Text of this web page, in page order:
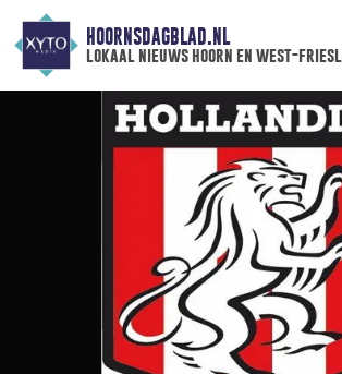
HOORNSDAGBLAD.NL
lokaal nieuws hoorn en west-